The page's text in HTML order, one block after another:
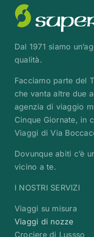
Dal 1971 siamo
qualità.
Facciamo parte del
che vanta altre due
agenzia di viaggio
Cinque Giornate, in
Viaggi di Via
Dovunque abiti c’è
vicino a te.
I NOSTRI SERVIZI
Viaggi su misura
Viaggi di nozze
Crociere di Lussso